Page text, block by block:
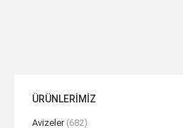
ÜRÜNLERİMİZ
Avizeler (682)